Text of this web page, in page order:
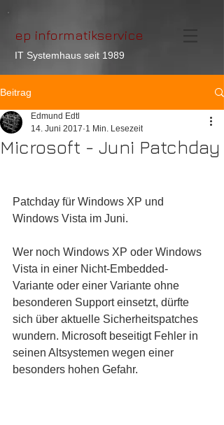
ep informatikservice
IT Systemhaus seit 1989
Beitrag
Microsoft - Juni Patchday
Edmund Edtl
14. Juni 2017 1 Min. Lesezeit
Patchday für Windows XP und
Windows Vista im Juni.
Wer noch Windows XP oder Windows
Vista in einer Nicht-Embedded-
Variante oder einer Variante ohne
besonderen Support einsetzt, dürfte
sich über aktuelle Sicherheitspatches
wundern. Microsoft beseitigt Fehler in
seinen Altsystemen wegen einer
besonders hohen Gefahr.